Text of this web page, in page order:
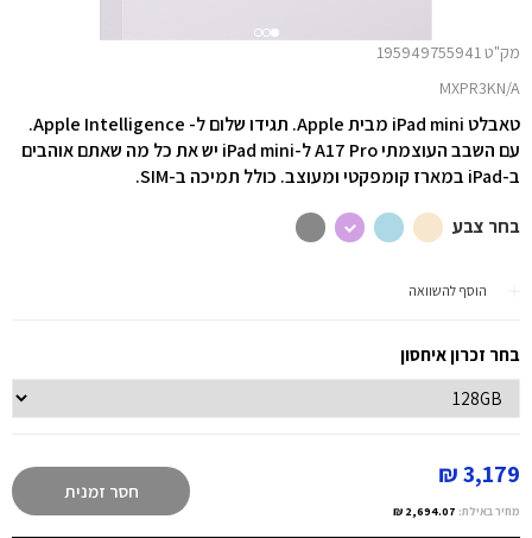
מק"ט 195949755941
MXPR3KN/A
טאבלט iPad mini מבית Apple. תגידו שלום ל- Apple Intelligence.
עם השבב העוצמתי A17 Pro ל-iPad mini יש את כל מה שאתם אוהבים
ב-iPad במארז קומפקטי ומעוצב. כולל תמיכה ב-SIM.
בחר צבע
הוסף להשוואה
בחר זכרון איחסון
3,179 ₪
מחיר באילת: 2,694.07 ₪
חסר זמנית